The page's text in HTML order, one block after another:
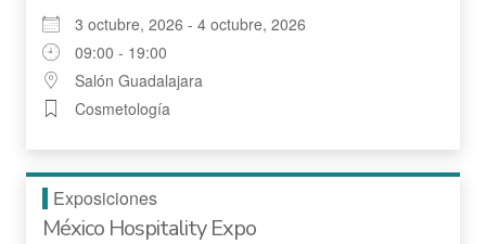
3 octubre, 2026 - 4 octubre, 2026
09:00 - 19:00
Salón Guadalajara
Cosmetología
Exposiciones
México Hospitality Expo